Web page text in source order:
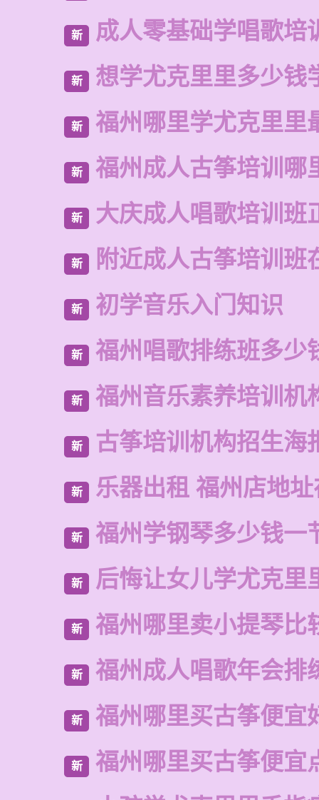
新 成人零基础学唱歌培
新 想学尤克里里多少钱
新 福州哪里学尤克里里
新 福州成人古筝培训哪
新 大庆成人唱歌培训班
新 附近成人古筝培训班
新 初学音乐入门知识
新 福州唱歌排练班多少
新 福州音乐素养培训机
新 古筝培训机构招生海
新 乐器出租 福州店地
新 福州学钢琴多少钱一
新 后悔让女儿学尤克里
新 福州哪里卖小提琴比
新 福州成人唱歌年会排
新 福州哪里买古筝便宜
新 福州哪里买古筝便宜